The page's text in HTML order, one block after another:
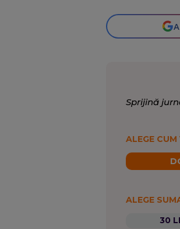
Sprijină
ALEGE CUM
ALEGE
30